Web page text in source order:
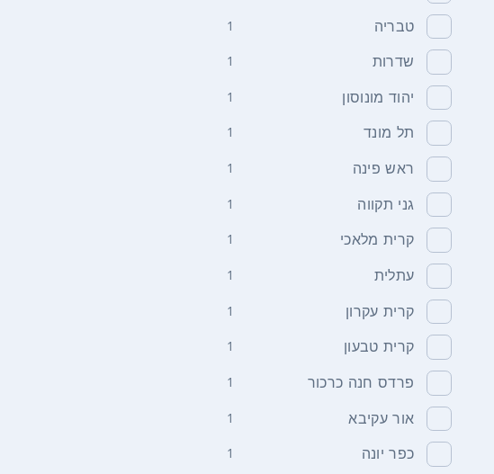
טבריה 1
שדרות 1
יהוד מונוסון 1
תל מונד 1
ראש פינה 1
גני תקווה 1
קרית מלאכי 1
עתלית 1
קרית עקרון 1
קרית טבעון 1
פרדס חנה כרכור 1
אור עקיבא 1
כפר יונה 1